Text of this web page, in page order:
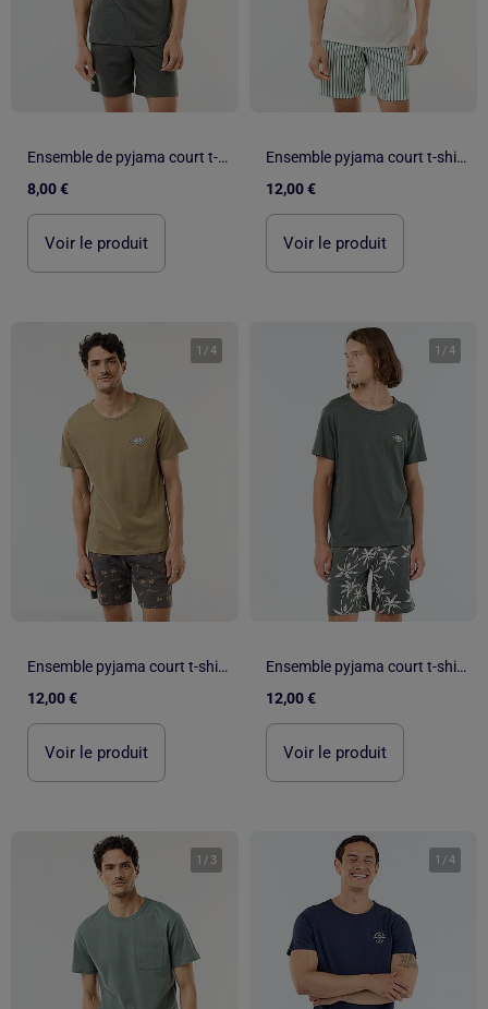
Ensemble de pyjama court t-shirt + short - 2 pièces
8,00 €
Voir le produit
Ensemble pyjama court t-shirt + short - 2 pièces
12,00 €
Voir le produit
1 /4
Ensemble pyjama court t-shirt + short - 2 pièces
12,00 €
Voir le produit
1 /4
Ensemble pyjama court t-shirt + short - 2 pièces
12,00 €
Voir le produit
1 / 3 1 /4